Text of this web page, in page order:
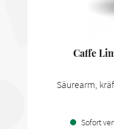
Caffe
Säurearm,
Sofort